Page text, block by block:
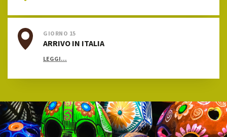
GIORNO 15
ARRIVO IN ITALIA
LEGGI...